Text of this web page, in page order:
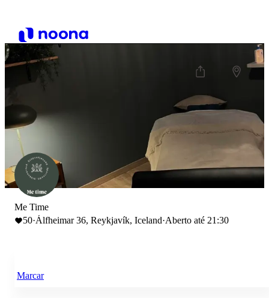
Me Time
50·Álfheimar 36, Reykjavík, Iceland·Aberto até 21:30
Marcar